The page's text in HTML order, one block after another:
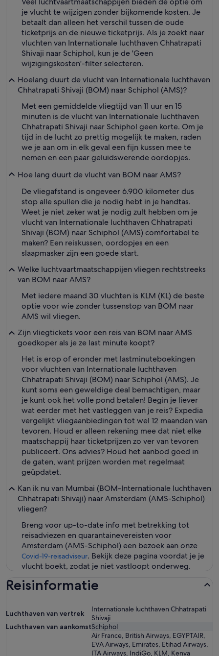
je vlucht te wijzigen zonder bijkomende kosten. Je
betaalt dan alleen het verschil tussen de oude
ticketprijs en de nieuwe ticketprijs. Als je zoekt naar
vluchten van Internationale luchthaven Chhatrapati
Shivaji naar Schiphol, kun je de 'Geen
wijzigingskosten'-filter selecteren.
Hoelang duurt de vlucht van Internationale luchthaven
Chhatrapati Shivaji (BOM) naar Schiphol (AMS)?
Met een gemiddelde vliegtijd van 11 uur en 15
minuten is de vlucht van Internationale luchthaven
Chhatrapati Shivaji naar Schiphol geen korte. Om je
tijd in de lucht zo prettig mogelijk te maken, raden
we je aan om in elk geval een fijn kussen mee te
nemen en een paar geluidswerende oordopjes.
Hoe lang duurt de vlucht van BOM naar AMS?
De vliegafstand is ongeveer 6.900 kilometer dus
stop alle spullen die je nodig hebt in je handtas.
Weet je niet zeker wat je nodig zult hebben om je
vlucht van Internationale luchthaven Chhatrapati
Shivaji (BOM) naar Schiphol (AMS) comfortabel te
maken? Een reiskussen, oordopjes en een
slaapmasker zijn een goede start.
Welke luchtvaartmaatschappijen vliegen rechtstreeks
van BOM naar AMS?
Met iedere maand 30 vluchten is KLM (KL) de beste
optie voor wie zonder tussenstop van BOM naar
AMS wil vliegen.
Zijn vliegtickets voor een reis van BOM naar AMS
goedkoper als je ze last minute koopt?
Het is erop of eronder met lastminuteboekingen
voor vluchten van Internationale luchthaven
Chhatrapati Shivaji (BOM) naar Schiphol (AMS). Je
kunt soms een geweldige deal bemachtigen, maar
je kunt ook het volle pond betalen! Begin je liever
wat eerder met het vastleggen van je reis? Expedia
vergelijkt vliegaanbiedingen tot wel 12 maanden van
tevoren. Houd er alleen rekening mee dat niet elke
maatschappij haar ticketprijzen zo ver van tevoren
publiceert. Ons advies? Houd het aanbod goed in
de gaten, want prijzen worden met regelmaat
geüpdatet.
Kan ik nu van Mumbai (BOM-Internationale luchthaven
Chhatrapati Shivaji) naar Amsterdam (AMS-Schiphol)
vliegen?
Breng voor up-to-date info met betrekking tot
reisadviezen en quarantainevereisten voor
Amsterdam (AMS-Schiphol) een bezoek aan onze
Covid-19-reisadviseur. Bekijk deze pagina voordat je je
vlucht boekt, zodat je niet vastloopt onderweg.
Reisinformatie
Luchthaven van vertrek
Internationale luchthaven Chhatrapati
Shivaji
Luchthaven van aankomstSchiphol
Air France, British Airways, EGYPTAIR,
EVA Airways, Emirates, Etihad Airways,
ITA Airways, IndiGo, KLM, Kenya